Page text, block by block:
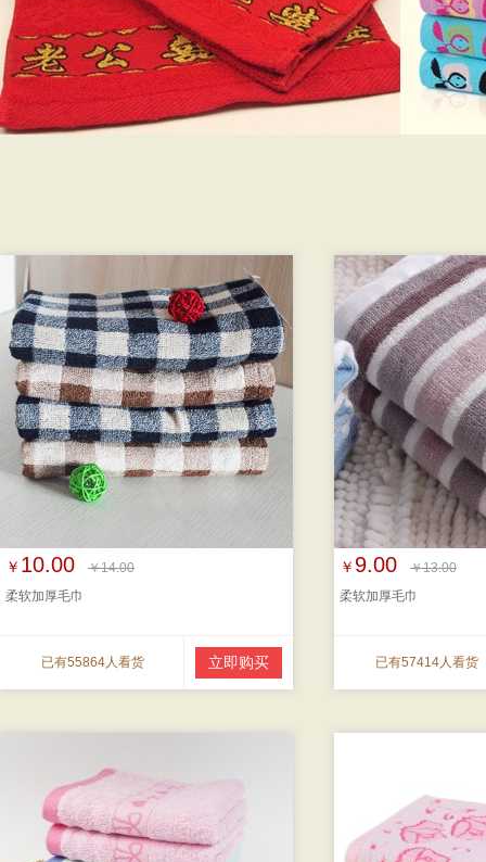
￥ 10.00
￥14.00
柔软加厚毛巾
已有55864人看货 立即购买
￥ 9.00
￥13.00
柔软加厚毛巾
已有57414人看货